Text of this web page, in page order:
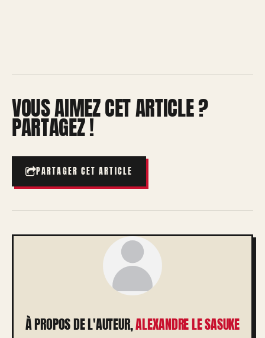
VOUS AIMEZ CET ARTICLE ?
PARTAGEZ !
PARTAGER CET ARTICLE
À PROPOS DE L'AUTEUR,ALEXANDRE LE SASUKE